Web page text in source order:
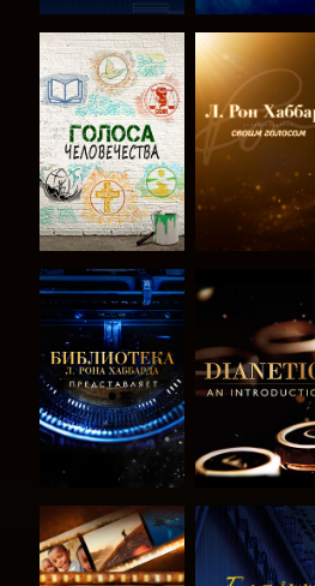
СМОТРЕТЬ
ПЕРЕДАЧИ
СМОТРЕТЬ
ПЕРЕДАЧИ
СМОТРЕТЬ
ПЕРЕДАЧИ
СМОТРЕТЬ
ПЕРЕДАЧИ
СМОТРЕТЬ
СМОТРЕТЬ